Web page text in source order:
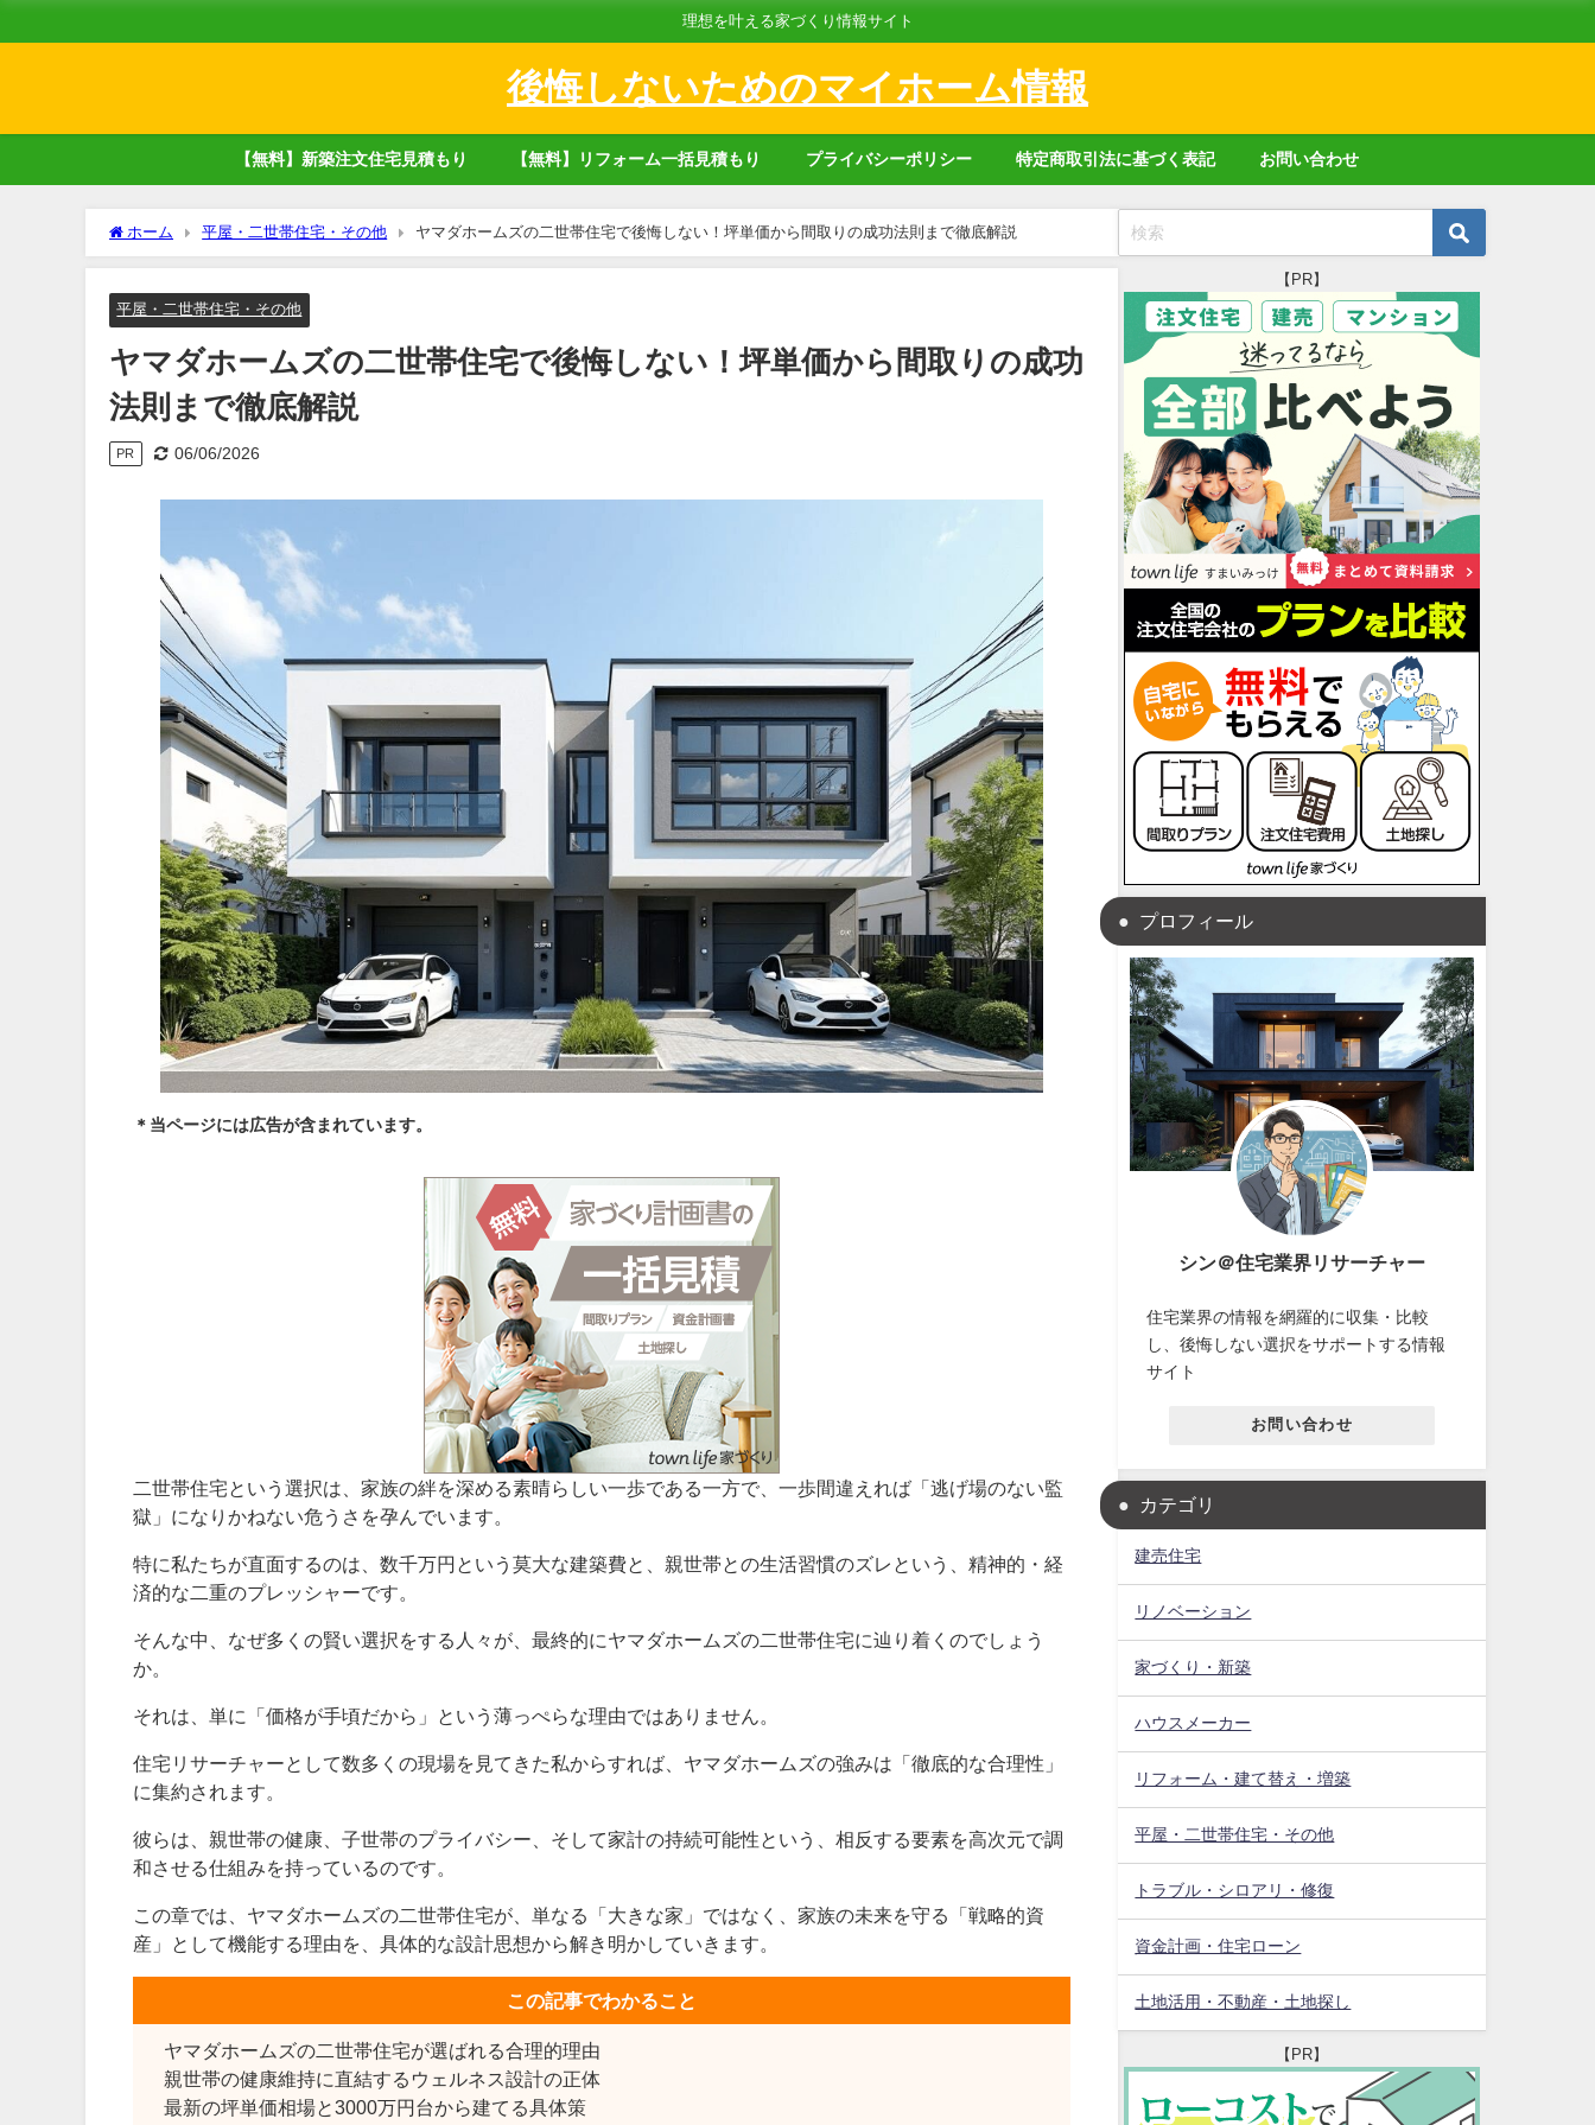
理想を叶える家づくり情報サイト
後悔しないためのマイホーム情報
【無料】新築注文住宅見積もり 【無料】リフォーム一括見積もり プライバシーポリシー 特定商取引法に基づく表記 お問い合わせ
ホーム 平屋・二世帯住宅・その他 ヤマダホームズの二世帯住宅で後悔しない！坪単価から間取りの成功法則まで徹底解説
平屋・二世帯住宅・その他
ヤマダホームズの二世帯住宅で後悔しない！坪単価から間取りの成功
法則まで徹底解説
PR 06/06/2026
＊当ページには広告が含まれています。
二世帯住宅という選択は、家族の絆を深める素晴らしい一歩である一方で、一歩間違えれば「逃げ場のない監
獄」になりかねない危うさを孕んでいます。
特に私たちが直面するのは、数千万円という莫大な建築費と、親世帯との生活習慣のズレという、精神的・経
済的な二重のプレッシャーです。
そんな中、なぜ多くの賢い選択をする人々が、最終的にヤマダホームズの二世帯住宅に辿り着くのでしょう
か。
それは、単に「価格が手頃だから」という薄っぺらな理由ではありません。
住宅リサーチャーとして数多くの現場を見てきた私からすれば、ヤマダホームズの強みは「徹底的な合理性」
に集約されます。
彼らは、親世帯の健康、子世帯のプライバシー、そして家計の持続可能性という、相反する要素を高次元で調
和させる仕組みを持っているのです。
この章では、ヤマダホームズの二世帯住宅が、単なる「大きな家」ではなく、家族の未来を守る「戦略的資
産」として機能する理由を、具体的な設計思想から解き明かしていきます。
この記事でわかること
ヤマダホームズの二世帯住宅が選ばれる合理的理由
親世帯の健康維持に直結するウェルネス設計の正体
最新の坪単価相場と3000万円台から建てる具体策
【PR】
プロフィール
シン＠住宅業界リサーチャー
住宅業界の情報を網羅的に収集・比較
し、後悔しない選択をサポートする情報
サイト
お問い合わせ
カテゴリ
建売住宅
リノベーション
家づくり・新築
ハウスメーカー
リフォーム・建て替え・増築
平屋・二世帯住宅・その他
トラブル・シロアリ・修復
資金計画・住宅ローン
土地活用・不動産・土地探し
【PR】